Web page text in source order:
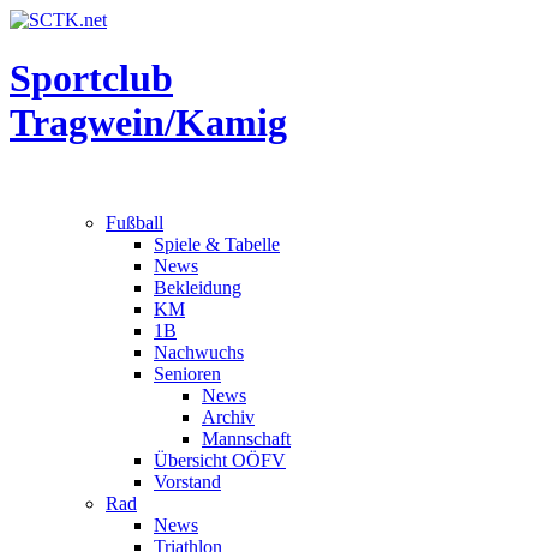
Sportclub
Tragwein/Kamig
Fußball
Spiele & Tabelle
News
Bekleidung
KM
1B
Nachwuchs
Senioren
News
Archiv
Mannschaft
Übersicht OÖFV
Vorstand
Rad
News
Triathlon